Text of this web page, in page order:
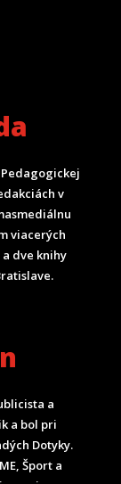
v
viacerých
dve knihy
a
a bol pri
Dotyky.
Šport a